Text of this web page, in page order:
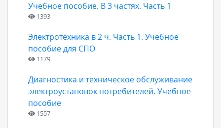
Учебное пособие. В 3 частях. Часть 1
1393
Электротехника в 2 ч. Часть 1. Учебное
пособие для СПО
1179
Диагностика и техническое обслуживание
электроустановок потребителей. Учебное
пособие
1557